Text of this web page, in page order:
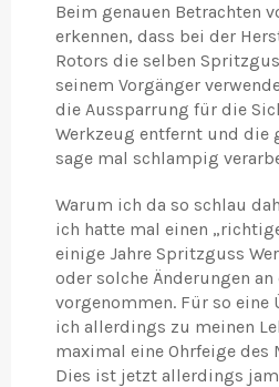
Beim genauen Betrachten
erkennen, dass bei der
Rotors die selben
seinem Vorgänger
die Aussparrung für die
Werkzeug entfernt und die
sage mal schlampig
Warum ich da so schlau
ich hatte mal einen
einige Jahre Spritzguss
oder solche Änderungen an
vorgenommen. Für so eine
ich allerdings zu meinen
maximal eine Ohrfeige des
Dies ist jetzt allerdings